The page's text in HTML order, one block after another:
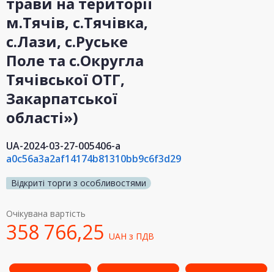
м.Тячів, с.Тячівка,
с.Лази, с.Руське
Поле та с.Округла
Тячівської ОТГ,
Закарпатської
області»)
UA-2024-03-27-005406-a
a0c56a3a2af14174b81310bb9c6f3d29
Відкриті торги з особливостями
Очікувана вартість
358 766,25 UAH з ПДВ